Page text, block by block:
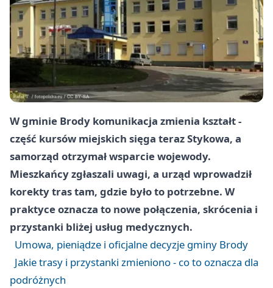
W gminie Brody komunikacja zmienia kształt -
część kursów miejskich sięga teraz Stykowa, a
samorząd otrzymał wsparcie wojewody.
Mieszkańcy zgłaszali uwagi, a urząd wprowadził
korekty tras tam, gdzie było to potrzebne. W
praktyce oznacza to nowe połączenia, skrócenia i
przystanki bliżej usług medycznych.
Umowa, pieniądze i oficjalne decyzje gminy Brody
Jakie trasy i przystanki zmieniono - co to oznacza dla
podróżnych